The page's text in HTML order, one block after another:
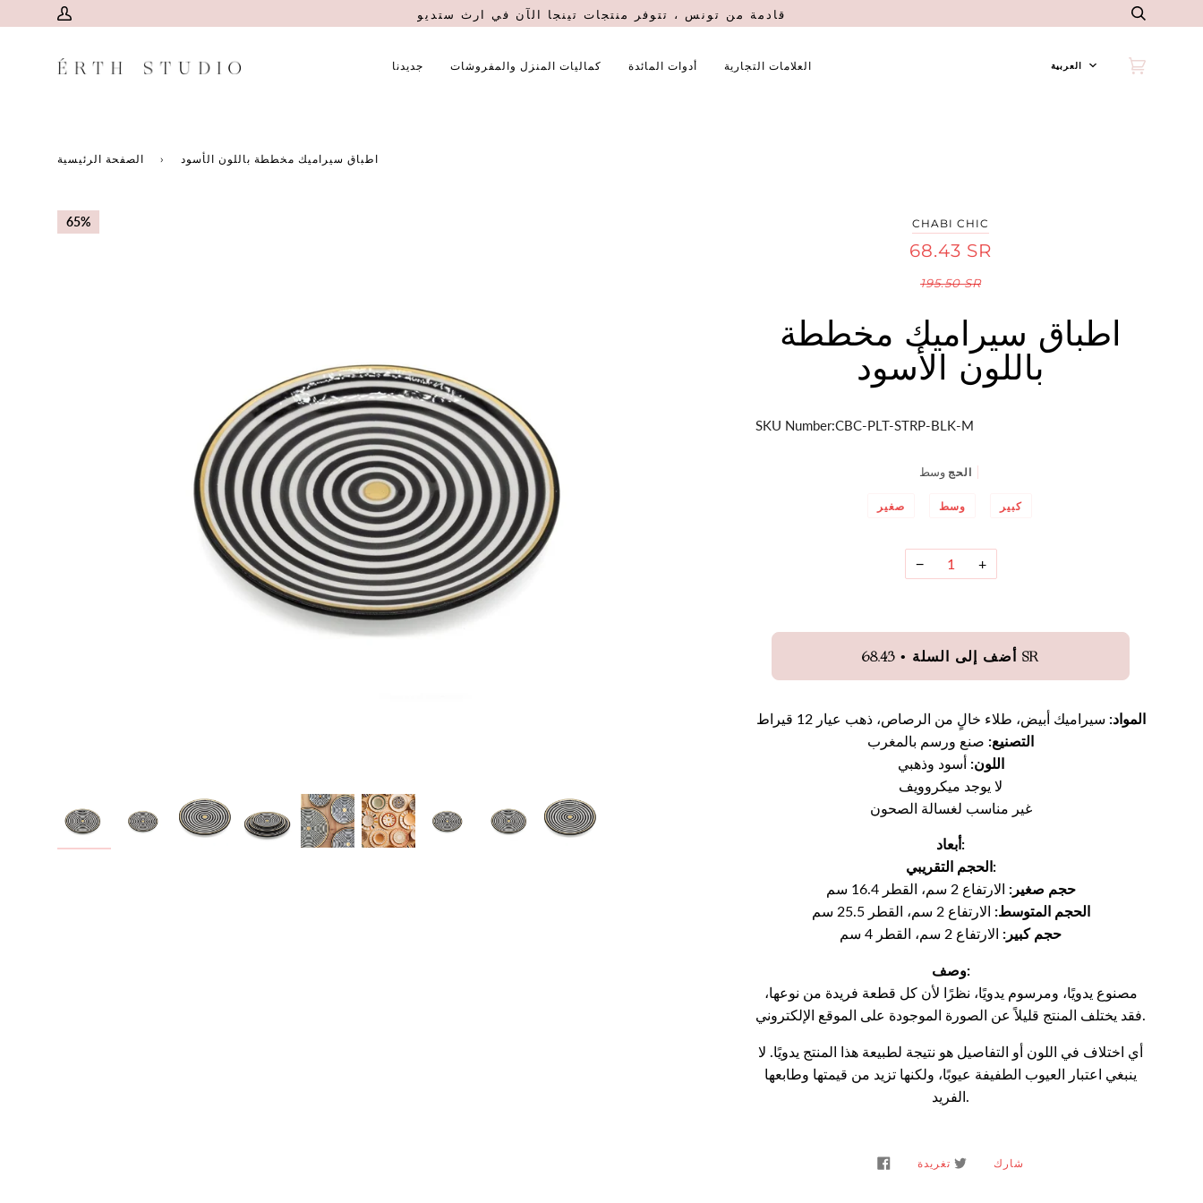
إلى
المستخدم
بي
قادمة من تونس ، تتوفر منتجات تينجا الآن في ارث ستديو إرسال
جديدنا كماليات المنزل والمفروشات أدوات المائدة العلامات التجارية اللغة
العربية
عربة
الصفحة الرئيسية › اطباق سيراميك مخططة باللون الأسود
65% CHABI CHIC
68.43 SR
195.50 SR
اطباق سيراميك مخططة
باللون الأسود
SKU Number:CBC-PLT-STRP-BLK-M
الحج وسط
صغير وسط كبير
− +
أضف إلى السلة • 68.43 SR
المواد: سيراميك أبيض، طلاء خالٍ من الرصاص، ذهب عيار 12 قيراط
التصنيع: صنع ورسم بالمغرب
اللون: أسود وذهبي
لا يوجد ميكروويف
غير مناسب لغسالة الصحون
أبعاد:
الحجم التقريبي:
حجم صغير: الارتفاع 2 سم، القطر 16.4 سم
الحجم المتوسط: الارتفاع 2 سم، القطر 25.5 سم
حجم كبير: الارتفاع 2 سم، القطر 4 سم
وصف:
مصنوع يدويًا، ومرسوم يدويًا، نظرًا لأن كل قطعة فريدة من نوعها،
فقد يختلف المنتج قليلاً عن الصورة الموجودة على الموقع الإلكتروني.
أي اختلاف في اللون أو التفاصيل هو نتيجة لطبيعة هذا المنتج يدويًا. لا
ينبغي اعتبار العيوب الطفيفة عيوبًا، ولكنها تزيد من قيمتها وطابعها
الفريد.
شارك تغريدة